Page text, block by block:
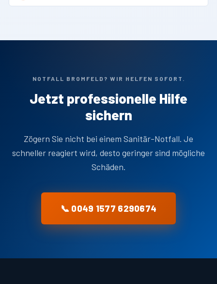
NOTFALL BROMFELD? WIR HELFEN SOFORT.
Jetzt professionelle Hilfe
sichern
Zögern Sie nicht bei einem Sanitär-Notfall. Je
schneller reagiert wird, desto geringer sind mögliche
Schäden.
📞 0049 1577 6290674